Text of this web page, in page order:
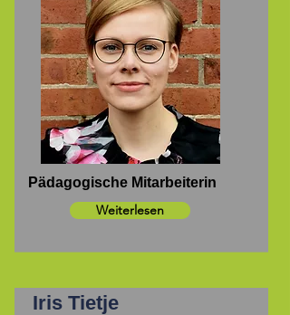
Pädagogische Mitarbeiterin
Weiterlesen
Iris Tietje